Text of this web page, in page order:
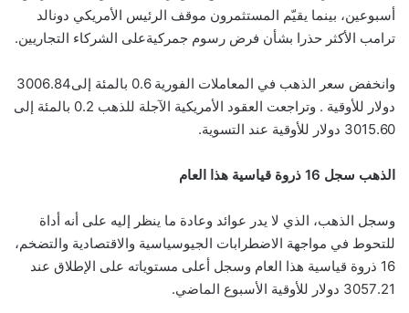
أسبوعين، بينما يقيّم المستثمرون موقف الرئيس الأمريكي دونالد
ترامب الأكثر حذرا بشأن فرض رسوم جمركيةعلى الشركاء التجاريين.
وانخفض سعر الذهب في المعاملات الفورية 0.6 بالمئة إلى3006.84
دولار للأوقية . وتراجعت العقود الأمريكية الآجلة للذهب 0.2 بالمئة إلى
3015.60 دولار للأوقية عند التسوية.
الذهب سجل 16 ذروة قياسية هذا العام
وسجل الذهب، الذي لا يدر عوائد وعادة ما ينظر إليه على أنه أداة
للتحوط في مواجهة الاضطرابات الجيوسياسية والاقتصادية والتضخم،
16 ذروة قياسية هذا العام وسجل أعلى مستوياته على الإطلاق عند
3057.21 دولار للأوقية الأسبوع الماضي.